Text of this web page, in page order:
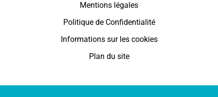
Mentions légales
Politique de Confidentialité
Informations sur les cookies
Plan du site